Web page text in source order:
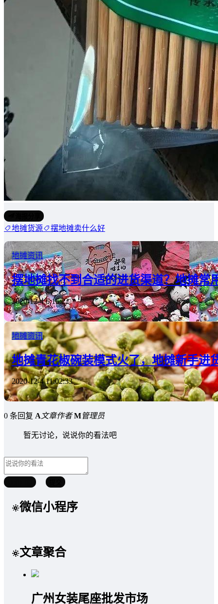
地摊货源 摆地摊卖什么好
地摊资讯
摆地摊找不到合适的进货渠道？地摊常
2020-12-4 6:15:22
地摊资讯
地摊青花椒碗装模式火了，地摊新手进
2020-12-4 11:02:33
0 条回复 A文章作者 M管理员
暂无讨论，说说你的看法吧
微信小程序
文章聚合
广州女装尾座批发市场